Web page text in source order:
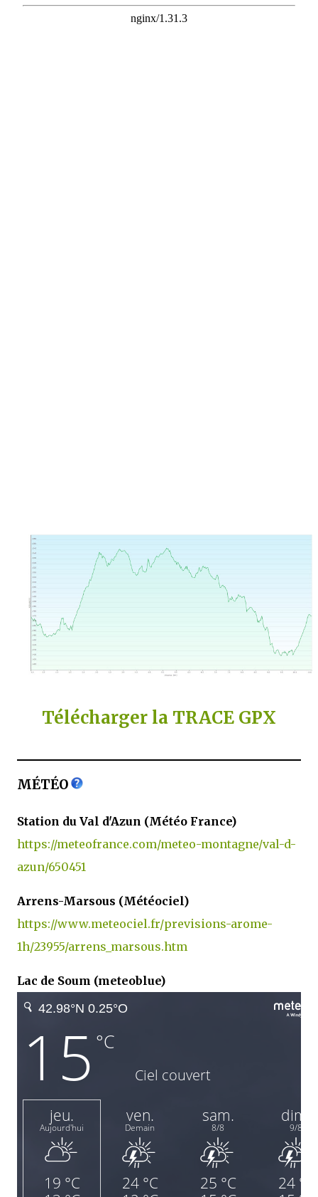
Télécharger la TRACE GPX
MÉTÉO
Station du Val d'Azun (Météo France)
https://meteofrance.com/meteo-montagne/val-d-
azun/650451
Arrens-Marsous (Météociel)
https://www.meteociel.fr/previsions-arome-
1h/23955/arrens_marsous.htm
Lac de Soum (meteoblue)